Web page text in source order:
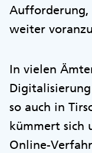
Aufforderung,
weiter
In vielen
so auch in
kümmert sich
Online-